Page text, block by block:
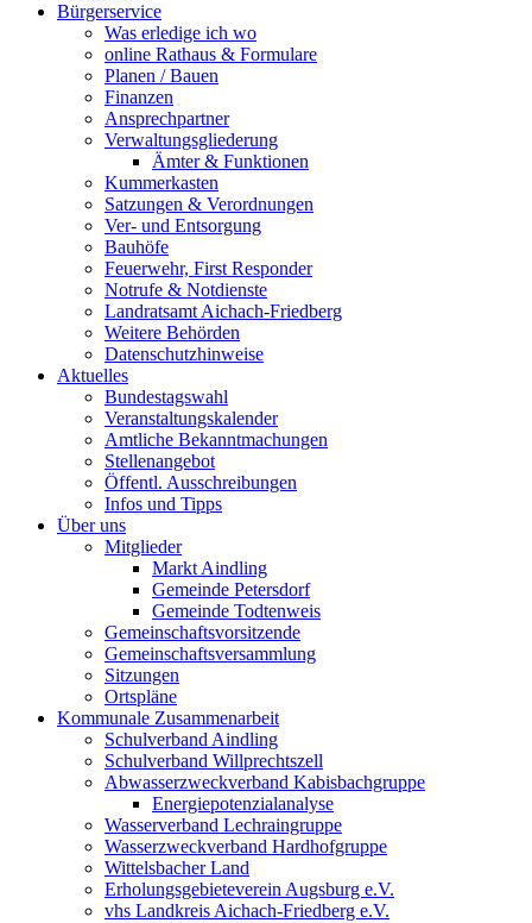
Bürgerservice
Was erledige ich wo
online Rathaus & Formulare
Planen / Bauen
Finanzen
Ansprechpartner
Verwaltungsgliederung
Ämter & Funktionen
Kummerkasten
Satzungen & Verordnungen
Ver- und Entsorgung
Bauhöfe
Feuerwehr, First Responder
Notrufe & Notdienste
Landratsamt Aichach-Friedberg
Weitere Behörden
Datenschutzhinweise
Aktuelles
Bundestagswahl
Veranstaltungskalender
Amtliche Bekanntmachungen
Stellenangebot
Öffentl. Ausschreibungen
Infos und Tipps
Über uns
Mitglieder
Markt Aindling
Gemeinde Petersdorf
Gemeinde Todtenweis
Gemeinschaftsvorsitzende
Gemeinschaftsversammlung
Sitzungen
Ortspläne
Kommunale Zusammenarbeit
Schulverband Aindling
Schulverband Willprechtszell
Abwasserzweckverband Kabisbachgruppe
Energiepotenzialanalyse
Wasserverband Lechraingruppe
Wasserzweckverband Hardhofgruppe
Wittelsbacher Land
Erholungsgebieteverein Augsburg e.V.
vhs Landkreis Aichach-Friedberg e.V.